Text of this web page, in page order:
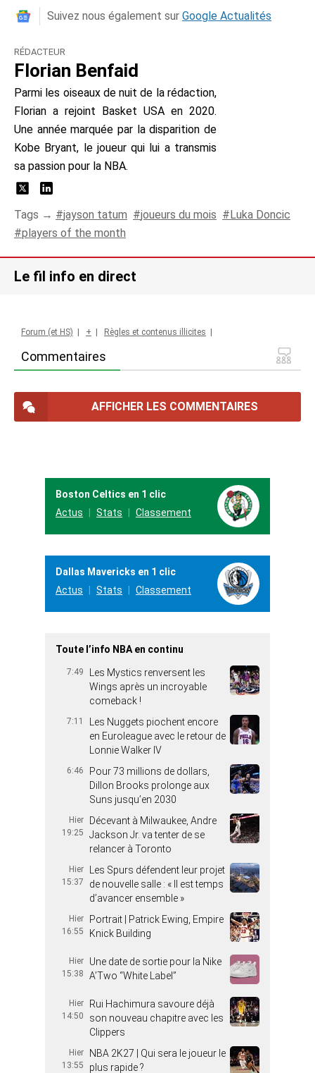
Suivez nous également sur Google Actualités
RÉDACTEUR
Florian Benfaid
Parmi les oiseaux de nuit de la rédaction,
Florian a rejoint Basket USA en 2020.
Une année marquée par la disparition de
Kobe Bryant, le joueur qui lui a transmis
sa passion pour la NBA.
Tags → jayson tatum joueurs du mois
Luka Doncic
players of the month
Le fil info en direct
Commentaires
Forum (et HS) + Règles et contenus illicites
AFFICHER LES COMMENTAIRES
Boston Celtics en 1 clic
Actus
Stats Classement
Dallas Mavericks en 1 clic
Actus
Stats Classement
Toute l’info NBA en continu
7:49
Les Mystics renversent les
Wings après un incroyable
comeback !
7:11
Les Nuggets piochent encore
en Euroleague avec le retour de
Lonnie Walker IV
6:46
Pour 73 millions de dollars,
Dillon Brooks prolonge aux
Suns jusqu’en 2030
Hier
19:25
Décevant à Milwaukee, Andre
Jackson Jr. va tenter de se
relancer à Toronto
Hier
15:37
Les Spurs défendent leur projet
de nouvelle salle : « Il est temps
d’avancer ensemble »
Hier
16:55
Portrait | Patrick Ewing, Empire
Knick Building
Hier
15:38
Une date de sortie pour la Nike
A’Two “White Label”
Hier
14:50
Rui Hachimura savoure déjà
son nouveau chapitre avec les
Clippers
Hier
13:55
NBA 2K27 | Qui sera le joueur le
plus rapide ?